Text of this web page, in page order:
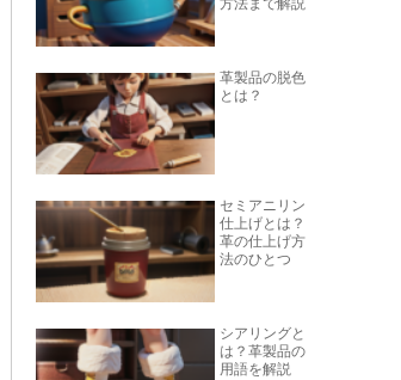
方法まで解説
革製品の脱色
とは？
セミアニリン
仕上げとは？
革の仕上げ方
法のひとつ
シアリングと
は？革製品の
用語を解説